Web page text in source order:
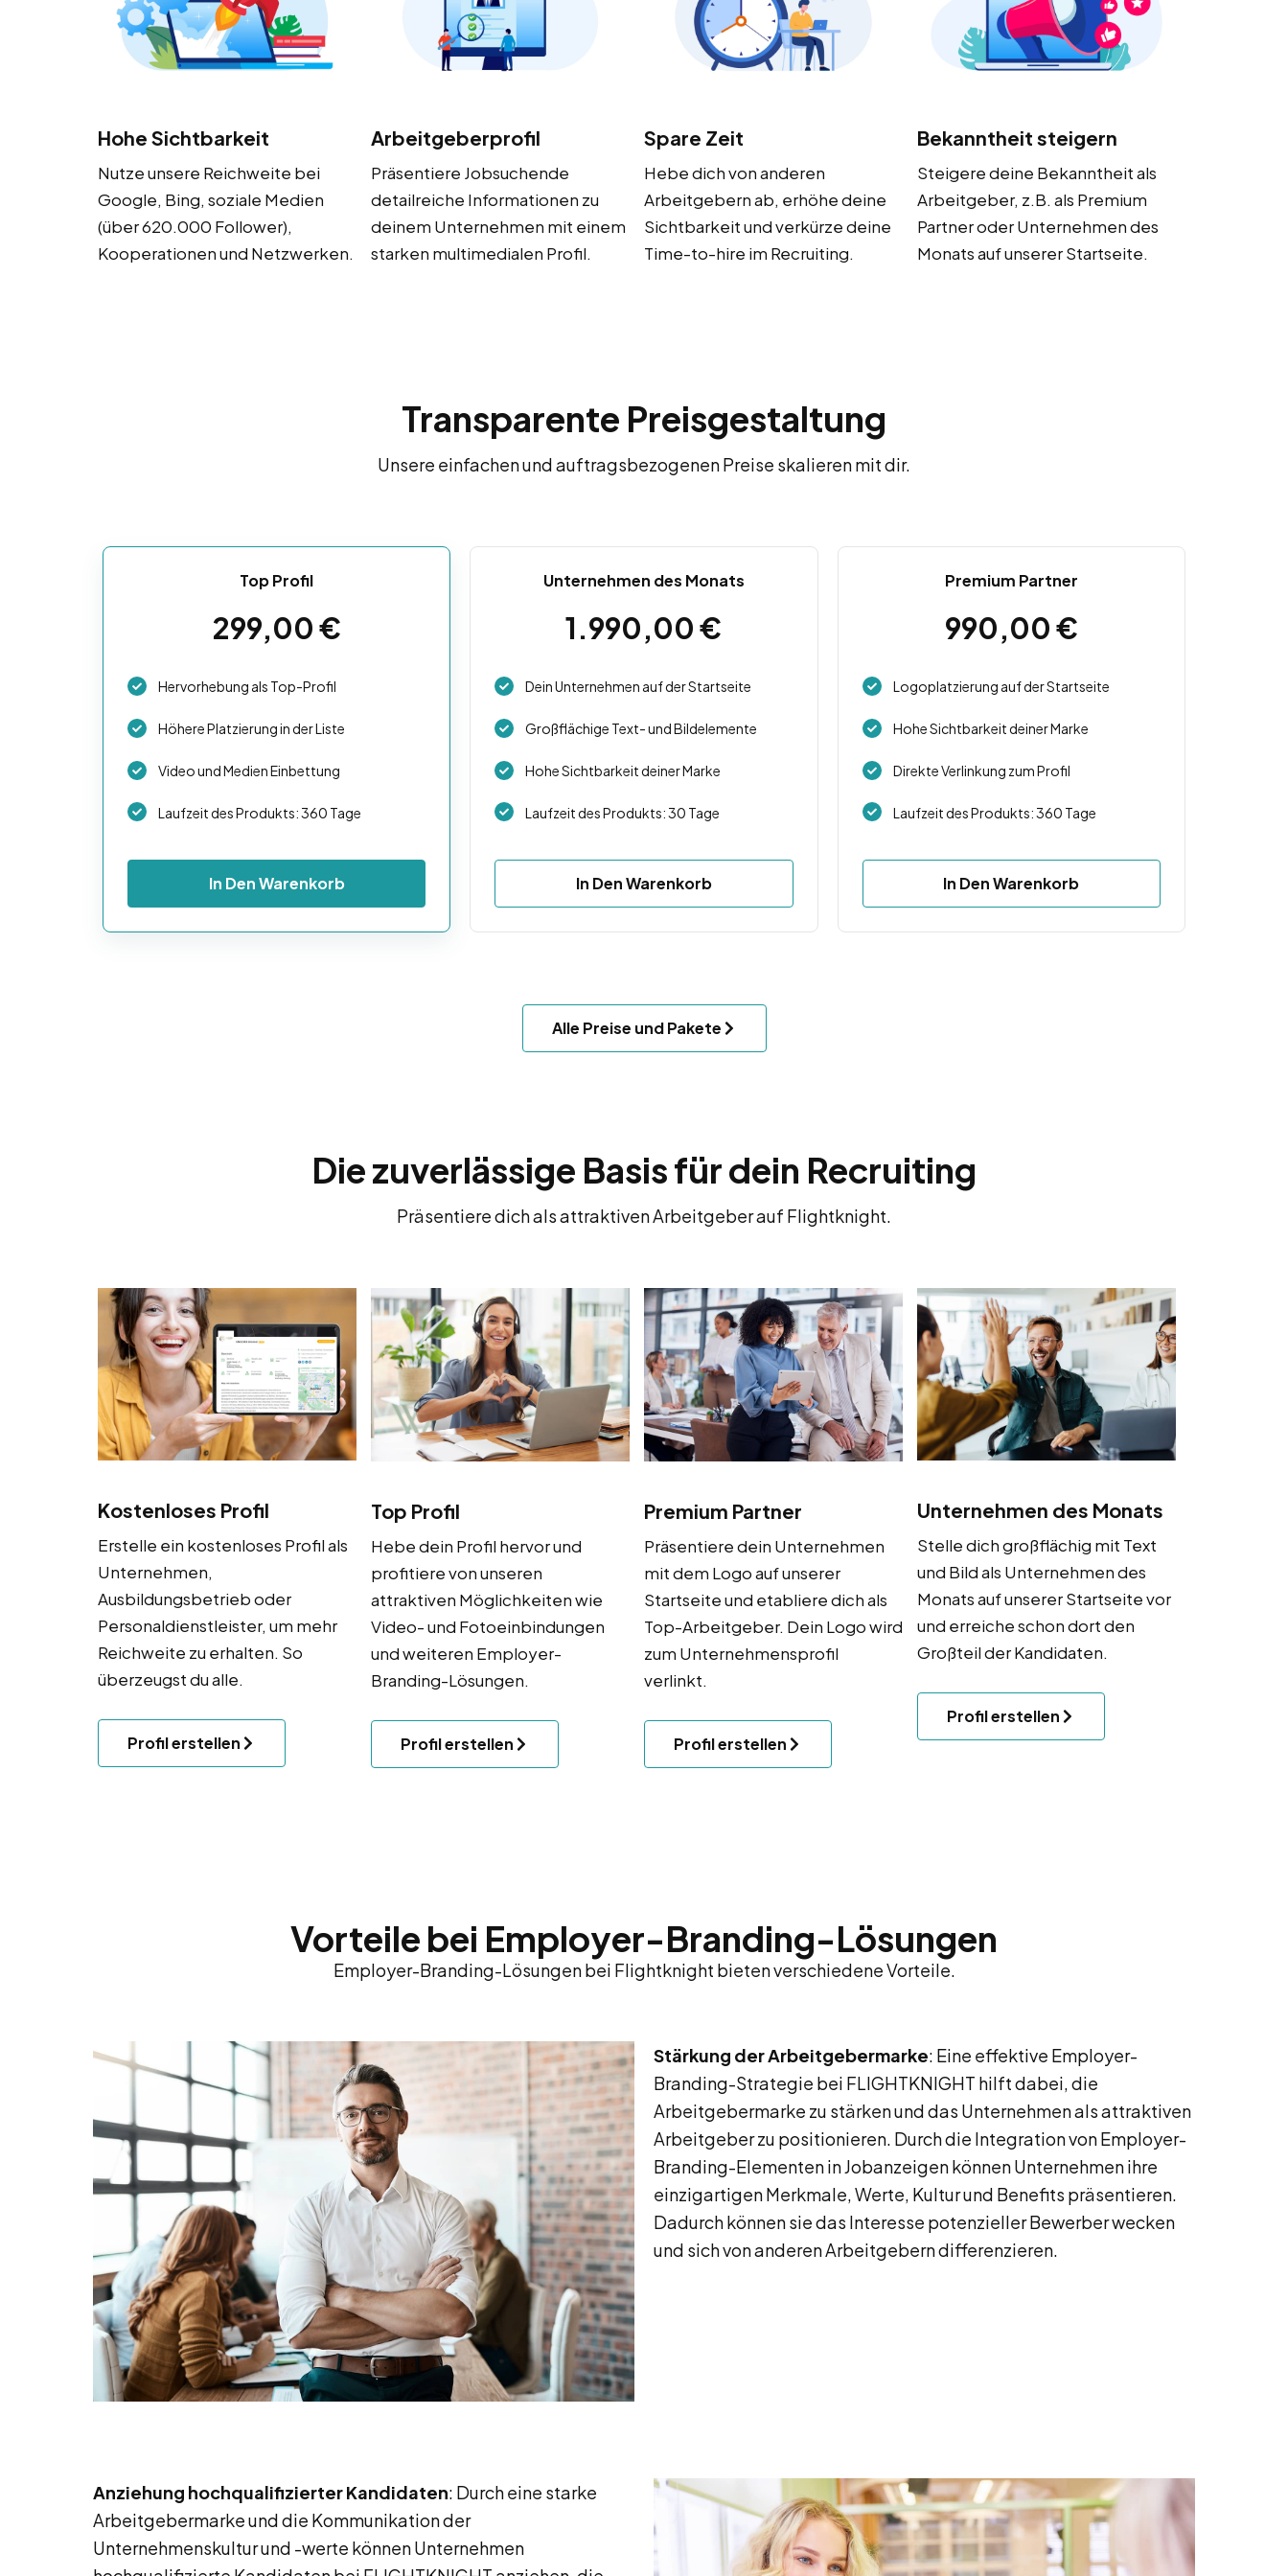
Hohe Sichtbarkeit
Nutze unsere Reichweite bei
Google, Bing, soziale Medien
(über 620.000 Follower),
Kooperationen und Netzwerken.
Arbeitgeberprofil
Präsentiere Jobsuchende
detailreiche Informationen zu
deinem Unternehmen mit einem
starken multimedialen Profil.
Spare Zeit
Hebe dich von anderen
Arbeitgebern ab, erhöhe deine
Sichtbarkeit und verkürze deine
Time-to-hire im Recruiting.
Bekanntheit steigern
Steigere deine Bekanntheit als
Arbeitgeber, z.B. als Premium
Partner oder Unternehmen des
Monats auf unserer Startseite.
Transparente Preisgestaltung
Unsere einfachen und auftragsbezogenen Preise skalieren mit dir.
Top Profil
299,00€
Hervorhebung als Top-Profil
Höhere Platzierung in der Liste
Video und Medien Einbettung
Laufzeit des Produkts: 360 Tage
In Den Warenkorb
Unternehmen des Monats
1.990,00€
Dein Unternehmen auf der Startseite
Großflächige Text- und Bildelemente
Hohe Sichtbarkeit deiner Marke
Laufzeit des Produkts: 30 Tage
In Den Warenkorb
Premium Partner
990,00€
Logoplatzierung auf der Startseite
Hohe Sichtbarkeit deiner Marke
Direkte Verlinkung zum Profil
Laufzeit des Produkts: 360 Tage
In Den Warenkorb
Alle Preise und Pakete
Die zuverlässige Basis für dein Recruiting
Präsentiere dich als attraktiven Arbeitgeber auf Flightknight.
Kostenloses Profil
Erstelle ein kostenloses Profil als
Unternehmen,
Ausbildungsbetrieb oder
Personaldienstleister, um mehr
Reichweite zu erhalten. So
überzeugst du alle.
Profil erstellen
Top Profil
Hebe dein Profil hervor und
profitiere von unseren
attraktiven Möglichkeiten wie
Video- und Fotoeinbindungen
und weiteren Employer-
Branding-Lösungen.
Profil erstellen
Premium Partner
Präsentiere dein Unternehmen
mit dem Logo auf unserer
Startseite und etabliere dich als
Top-Arbeitgeber. Dein Logo wird
zum Unternehmensprofil
verlinkt.
Profil erstellen
Unternehmen des Monats
Stelle dich großflächig mit Text
und Bild als Unternehmen des
Monats auf unserer Startseite vor
und erreiche schon dort den
Großteil der Kandidaten.
Profil erstellen
Vorteile bei Employer-Branding-Lösungen
Employer-Branding-Lösungen bei Flightknight bieten verschiedene Vorteile.
Stärkung der Arbeitgebermarke: Eine effektive Employer-
Branding-Strategie bei FLIGHTKNIGHT hilft dabei, die
Arbeitgebermarke zu stärken und das Unternehmen als attraktiven
Arbeitgeber zu positionieren. Durch die Integration von Employer-
Branding-Elementen in Jobanzeigen können Unternehmen ihre
einzigartigen Merkmale, Werte, Kultur und Benefits präsentieren.
Dadurch können sie das Interesse potenzieller Bewerber wecken
und sich von anderen Arbeitgebern differenzieren.
Anziehung hochqualifizierter Kandidaten: Durch eine starke
Arbeitgebermarke und die Kommunikation der
Unternehmenskultur und -werte können Unternehmen